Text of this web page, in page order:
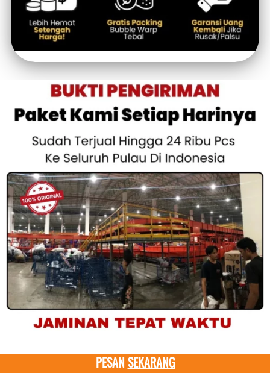
PESAN SEKARANG